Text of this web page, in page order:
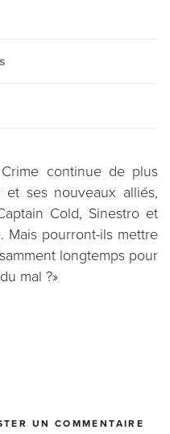
continue de plus
ses nouveaux alliés,
Cold, Sinestro et
Mais pourront-ils mettre
longtemps pour
mal ?»
UN COMMENTAIRE